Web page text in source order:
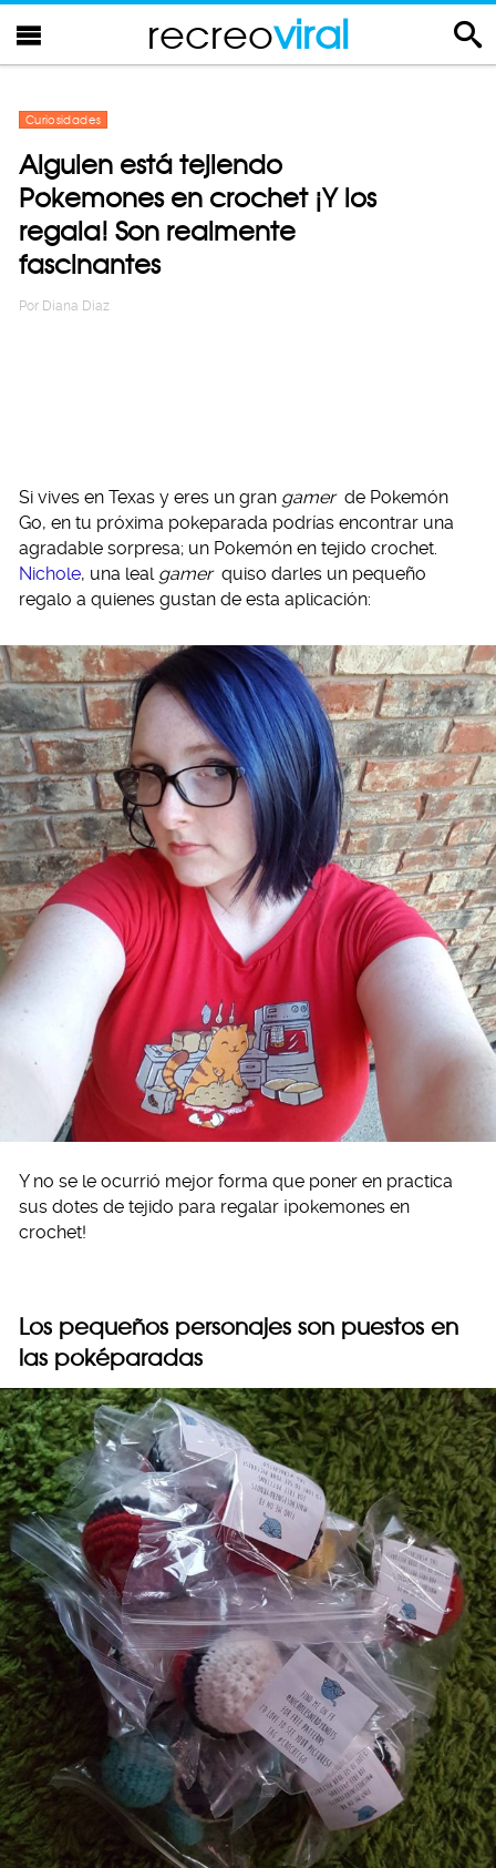
recreoviral
Curiosidades
Alguien está tejiendo
Pokemones en crochet ¡Y los
regala! Son realmente
fascinantes
Por Diana Diaz
Si vives en Texas y eres un gran gamer de Pokemón
Go, en tu próxima pokeparada podrías encontrar una
agradable sorpresa; un Pokemón en tejido crochet.
Nichole, una leal gamer quiso darles un pequeño
regalo a quienes gustan de esta aplicación:
Y no se le ocurrió mejor forma que poner en practica
sus dotes de tejido para regalar ¡pokemones en
crochet!
Los pequeños personajes son puestos en
las poképaradas